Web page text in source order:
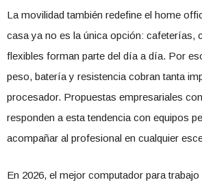
La movilidad también redefine el home
casa ya no es la única opción: cafeterías,
flexibles forman parte del día a día. Por
peso, batería y resistencia cobran tanta
procesador. Propuestas empresariales
responden a esta tendencia con equipos
acompañar al profesional en cualquier
En 2026, el mejor computador para